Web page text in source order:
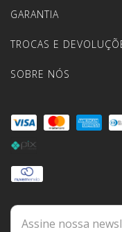
GARANTIA
TROCAS E
SOBRE NÓS